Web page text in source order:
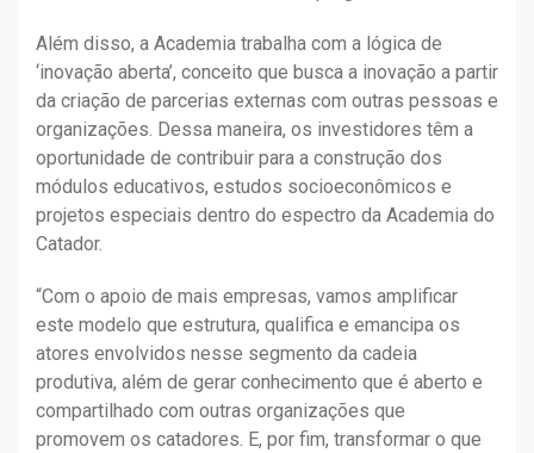
Além disso, a Academia trabalha com a lógica de
‘inovação aberta’, conceito que busca a inovação a partir
da criação de parcerias externas com outras pessoas e
organizações. Dessa maneira, os investidores têm a
oportunidade de contribuir para a construção dos
módulos educativos, estudos socioeconômicos e
projetos especiais dentro do espectro da Academia do
Catador.
“Com o apoio de mais empresas, vamos amplificar
este modelo que estrutura, qualifica e emancipa os
atores envolvidos nesse segmento da cadeia
produtiva, além de gerar conhecimento que é aberto e
compartilhado com outras organizações que
promovem os catadores. E, por fim, transformar o que